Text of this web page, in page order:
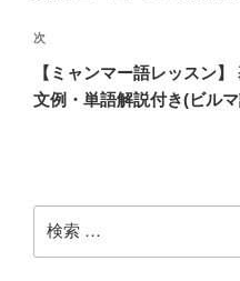
ゲ
ー
シ
稿
次
の
投
次
【ミャンマー語レッスン
文例・単語解説付き(ビル
索: